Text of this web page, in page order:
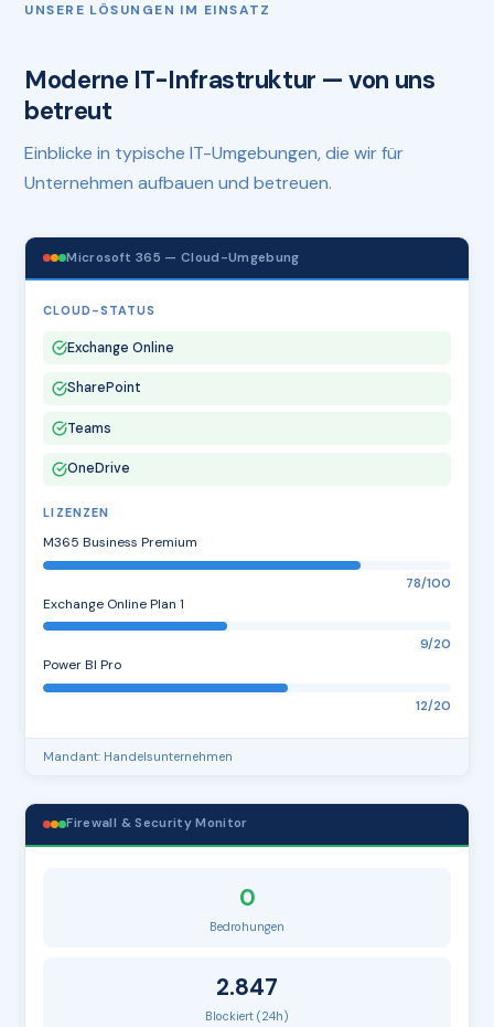
UNSERE LÖSUNGEN IM EINSATZ
Moderne IT-Infrastruktur — von uns
betreut
Einblicke in typische IT-Umgebungen, die wir für
Unternehmen aufbauen und betreuen.
Microsoft 365 — Cloud-Umgebung
CLOUD-STATUS
Exchange Online
SharePoint
Teams
OneDrive
LIZENZEN
M365 Business Premium
78/100
Exchange Online Plan 1
9/20
Power BI Pro
12/20
Mandant: Handelsunternehmen
Firewall & Security Monitor
0
Bedrohungen
2.847
Blockiert (24h)